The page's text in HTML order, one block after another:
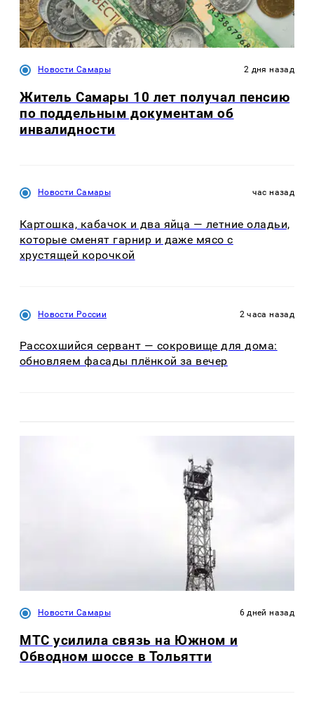
Новости Самары 2 дня назад
Житель Самары 10 лет получал пенсию
по поддельным документам об
инвалидности
Новости Самары час назад
Картошка, кабачок и два яйца — летние оладьи,
которые сменят гарнир и даже мясо с
хрустящей корочкой
Новости России 2 часа назад
Рассохшийся сервант — сокровище для дома:
обновляем фасады плёнкой за вечер
Новости Самары 6 дней назад
МТС усилила связь на Южном и
Обводном шоссе в Тольятти